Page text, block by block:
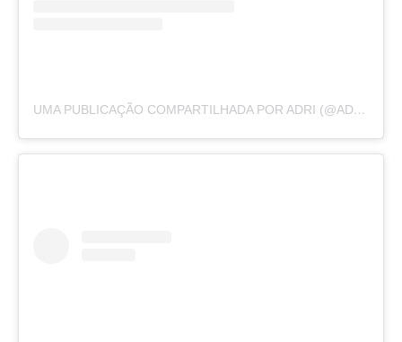
UMA PUBLICAÇÃO COMPARTILHADA POR ADRI (@ADRIRACHELLE)